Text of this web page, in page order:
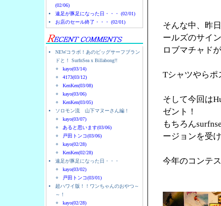
(02/06)
遠足が豚足になった日・・・ (02/01)
お店のセール終了・・・ (02/01)
NEWコラボ！あのビッグサーフブラン
ドと！ SurfnSea x Billabong!!
kayo(03/14)
4173(03/12)
KenKen(03/08)
kayo(03/06)
KenKen(03/05)
ソロモン流 山下マヌーさん編！
kayo(03/07)
あると思います(03/06)
戸田トンコ(03/06)
kayo(02/28)
KenKen(02/28)
遠足が豚足になった日・・・
kayo(03/02)
戸田トンコ(03/01)
超ハワイ版！！ワンちゃんのおやつ～
～！
kayo(02/28)
そんな中、昨
ールズのサイ
ロブマチャド
Tシャツやらポ
そして今回は
ゼント！
もちろん
ージョンを受
今年のコンテ